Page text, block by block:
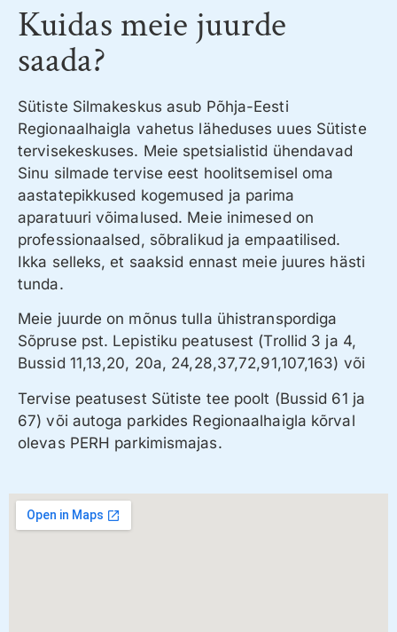
Kuidas meie juurde
saada?
Sütiste Silmakeskus asub Põhja-Eesti
Regionaalhaigla vahetus läheduses uues Sütiste
tervisekeskuses. Meie spetsialistid ühendavad
Sinu silmade tervise eest hoolitsemisel oma
aastatepikkused kogemused ja parima
aparatuuri võimalused. Meie inimesed on
professionaalsed, sõbralikud ja empaatilised.
Ikka selleks, et saaksid ennast meie juures hästi
tunda.
Meie juurde on mõnus tulla ühistranspordiga
Sõpruse pst. Lepistiku peatusest (Trollid 3 ja 4,
Bussid 11,13,20, 20a, 24,28,37,72,91,107,163) või
Tervise peatusest Sütiste tee poolt (Bussid 61 ja
67) või autoga parkides Regionaalhaigla kõrval
olevas PERH parkimismajas.